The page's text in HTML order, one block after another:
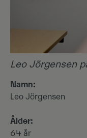
Leo Jörgensen
Namn:
Leo Jörgensen
Ålder:
64 år